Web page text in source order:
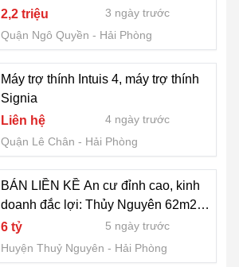
2,2 triệu
3 ngày trước
Quận Ngô Quyền
Hải Phòng
Máy trợ thính Intuis 4, máy trợ thính
Signia
Liên hệ
4 ngày trước
Quận Lê Chân
Hải Phòng
BÁN LIỀN KỀ An cư đỉnh cao, kinh
doanh đắc lợi: Thủy Nguyên 62m2
chỉ 4.5 tỷ – Xứng tầm đẳng cấp
0977.547.200
6 tỷ
5 ngày trước
Huyện Thuỷ Nguyên
Hải Phòng